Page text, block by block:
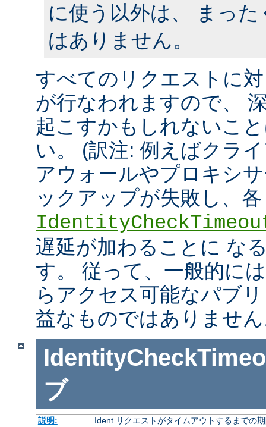
に使う以外は、 まっ
はありません。
すべてのリクエストに
が行なわれますので、
起こすかもしれないこ
い。 (訳注: 例えばクラ
アウォールやプロキシ
ックアップが失敗し、
遅延が加わることに な
す。 従って、一般的に
らアクセス可能なパブ
益なものではありませ
ブ
説明:
Ident リクエストがタイムアウトするまでの